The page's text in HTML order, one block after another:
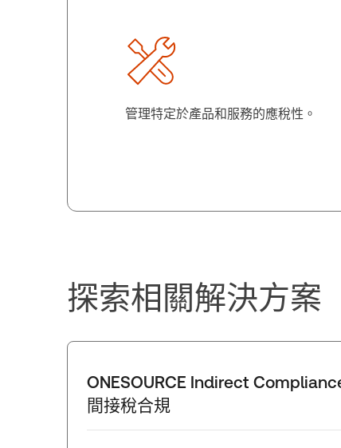
管理特定於產品和服務的應稅性。
探索相關解決方案
ONESOURCE Indirect
間接稅合規